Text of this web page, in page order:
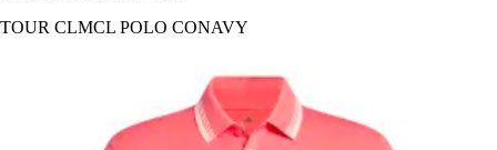
TOUR CLMCL POLO CONAVY